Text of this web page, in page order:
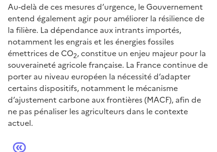
Au-delà de ces mesures d’urgence, le Gouvernement
entend également agir pour améliorer la résilience de
la filière. La dépendance aux intrants importés,
notamment les engrais et les énergies fossiles
émettrices de CO2, constitue un enjeu majeur pour la
souveraineté agricole française. La France continue de
porter au niveau européen la nécessité d’adapter
certains dispositifs, notamment le mécanisme
d’ajustement carbone aux frontières (MACF), afin de
ne pas pénaliser les agriculteurs dans le contexte
actuel.